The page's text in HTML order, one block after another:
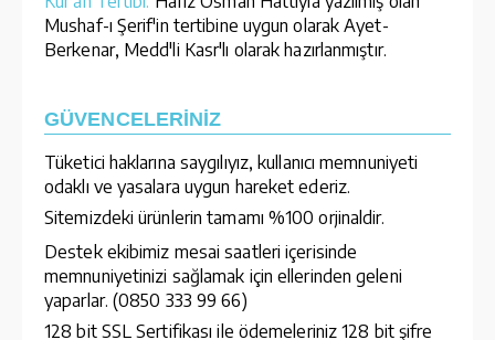
Mushaf-ı Şerif'in tertibine uygun olarak Ayet-
Berkenar, Medd'li Kasr'lı olarak hazırlanmıştır.
GÜVENCELERİNİZ
Tüketici haklarına saygılıyız, kullanıcı memnuniyeti
odaklı ve yasalara uygun hareket ederiz.
Sitemizdeki ürünlerin tamamı %100 orjinaldir.
Destek ekibimiz mesai saatleri içerisinde
memnuniyetinizi sağlamak için ellerinden geleni
yaparlar. (0850 333 99 66)
128 bit SSL Sertifikası ile ödemeleriniz 128 bit şifre